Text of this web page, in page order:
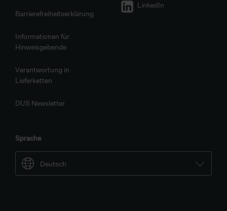
Barrierefreiheitserklärung
Informationen für
Hinweisgebende
Verantwortung in
Lieferketten
DUS Newsletter
LinkedIn
Sprache
Deutsch